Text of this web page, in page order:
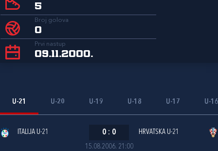
5
Broj golova
0
Prvi nastup
09.11.2000.
U-21 U-20 U-19 U-18 U-17 U-16
15.08.2006. 21:00
ITALIJA U-21 0 : 0 HRVATSKA U-21